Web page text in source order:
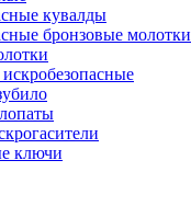
кувалды
бронзовые молотки
ключи